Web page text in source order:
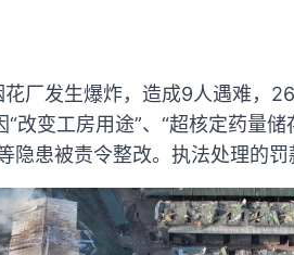
厂发生爆炸，造成9人遇难，
变工房用途”、“超核定药量储
隐患被责令整改。执法处理的